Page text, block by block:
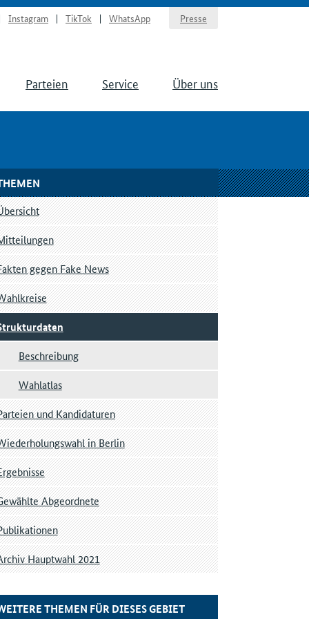
Instagram TikTok WhatsApp Presse
Parteien Service Über uns
gegen Fake News
Beschreibung
Wahlatlas
und Kandidaturen
in Berlin
Abgeordnete
Hauptwahl 2021
THEMEN FÜR DIESES GEBIET